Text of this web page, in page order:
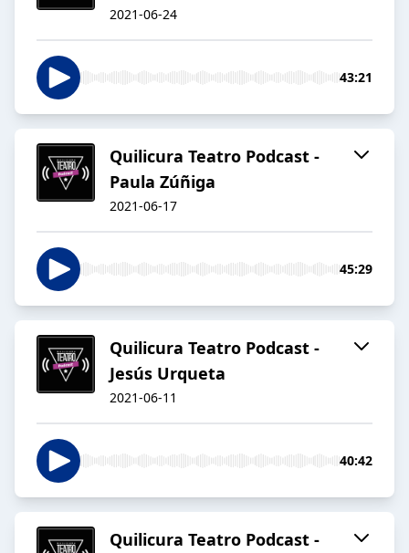
2021-06-24
43:21
Quilicura Teatro Podcast -
Paula Zúñiga
2021-06-17
45:29
Quilicura Teatro Podcast -
Jesús Urqueta
2021-06-11
40:42
Quilicura Teatro Podcast -